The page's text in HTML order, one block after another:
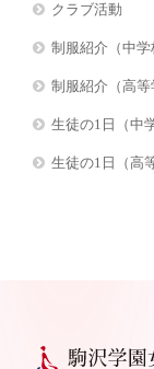
クラブ活動
制服紹介（中学
制服紹介（高等
生徒の1日（中
生徒の1日（高